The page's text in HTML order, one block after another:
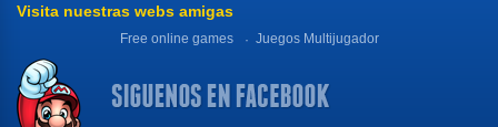
Visita nuestras webs amigas
Free online games Juegos Multijugador